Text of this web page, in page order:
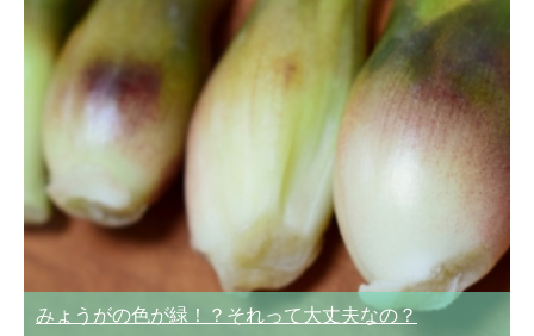
みょうがの色が緑！？それって大丈夫なの？